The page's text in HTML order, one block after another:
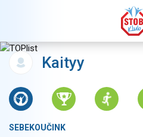
Kaityy
SEBEKOUČINK